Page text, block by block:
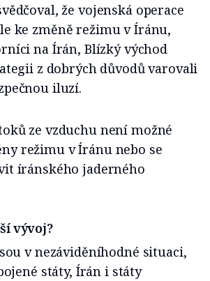
že vojenská operace
ke změně režimu v Íránu,
na Írán, Blízký východ
z dobrých důvodů varovali
iluzí.
ze vzduchu není možné
režimu v Íránu nebo se
íránského jaderného
vývoj?
v nezáviděníhodné situaci,
státy, Írán i státy